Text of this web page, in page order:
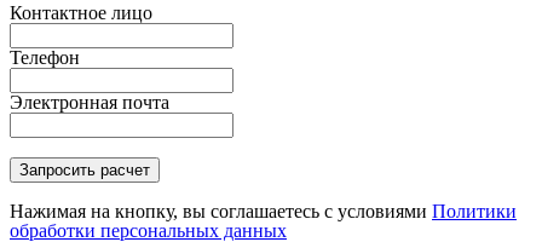
Контактное лицо
Телефон
Электронная почта
Нажимая на кнопку, вы соглашаетесь с условиями Политики
обработки персональных данных